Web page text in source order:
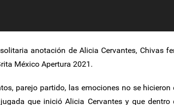
anotación de Alicia Cervantes, Chivas
México Apertura 2021.
parejo partido, las emociones no se hicieron
que inició Alicia Cervantes y que dentro